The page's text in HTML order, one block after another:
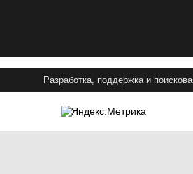
Разработка, поддержка и